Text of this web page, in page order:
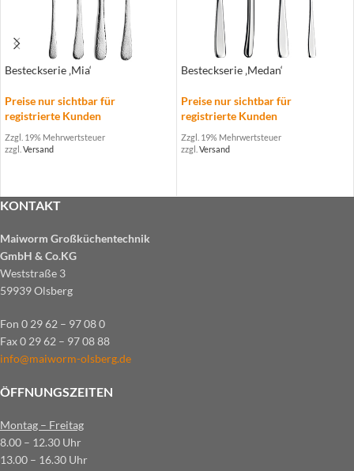
Besteckserie ‚Mia‘
Preise nur sichtbar für
registrierte Kunden
Zzgl. 19% Mehrwertsteuer
zzgl. Versand
Besteckserie ‚Medan‘
Preise nur sichtbar für
registrierte Kunden
Zzgl. 19% Mehrwertsteuer
zzgl. Versand
KONTAKT
Maiworm Großküchentechnik
GmbH & Co.KG
Weststraße 3
59939 Olsberg
Fon 0 29 62 – 97 08 0
Fax 0 29 62 – 97 08 88
info@maiworm-olsberg.de
ÖFFNUNGSZEITEN
Montag – Freitag
8.00 – 12.30 Uhr
13.00 – 16.30 Uhr